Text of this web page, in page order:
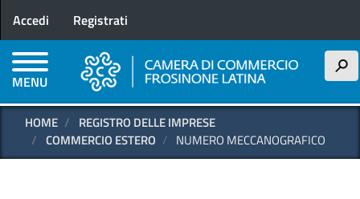
principale
Menu profilo utente
Accedi Registrati
MENU
h
HOME
REGISTRO DELLE IMPRESE
COMMERCIO ESTERO
NUMERO MECCANOGRAFICO